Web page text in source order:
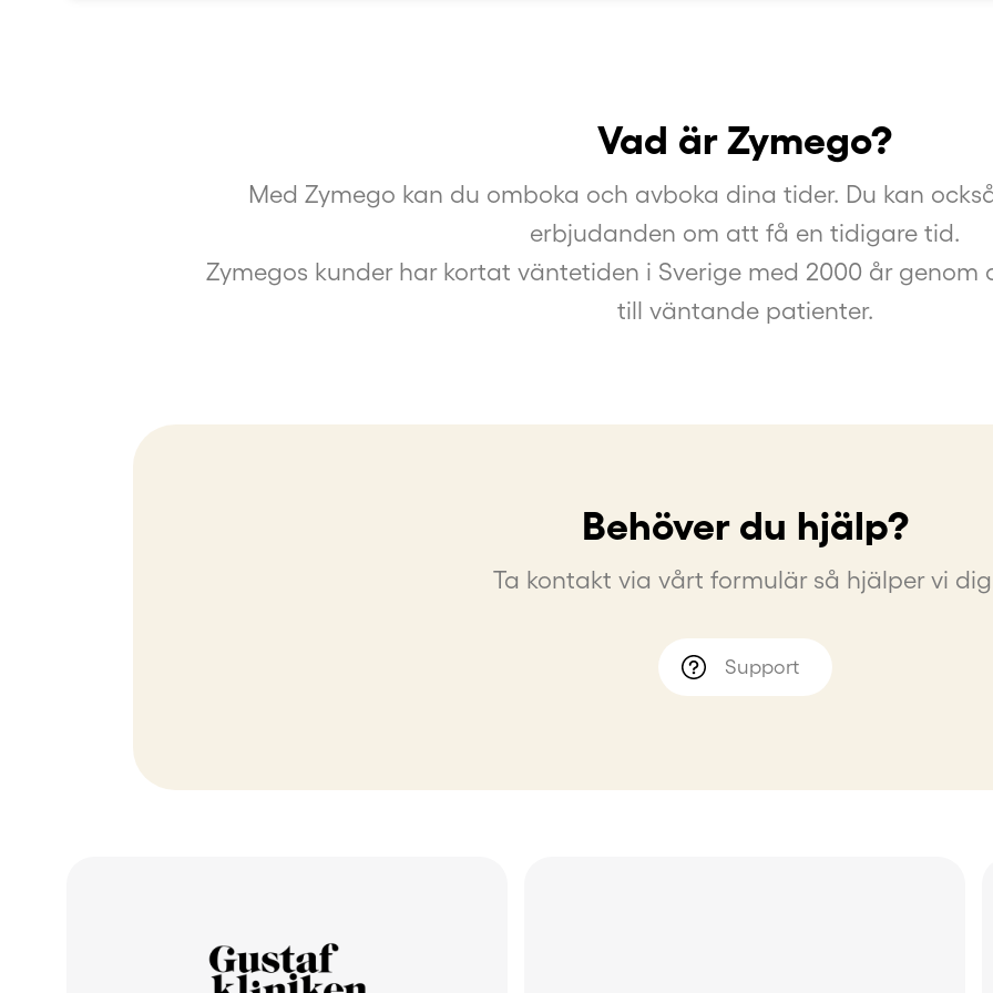
Vad är Zymego?
Med Zymego kan du omboka och avboka dina tider. Du kan
erbjudanden om att få en tidigare tid.
Zymegos kunder har kortat väntetiden i Sverige med 2000 år
till väntande patienter.
Behöver du hjälp?
Ta kontakt via vårt formulär så hjälper vi
Support